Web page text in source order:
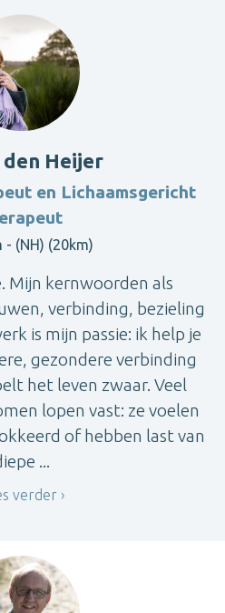
den Heijer
en Lichaamsgericht
- (NH) (20km)
Mijn kernwoorden als
verbinding, bezieling
is mijn passie: ik help je
gezondere verbinding
het leven zwaar. Veel
lopen vast: ze voelen
of hebben last van
...
verder